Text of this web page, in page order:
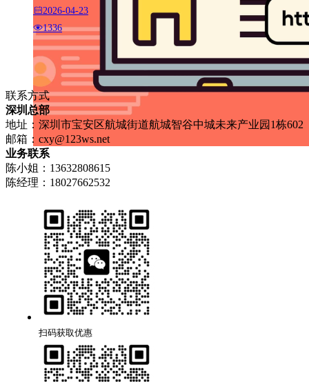
2026-04-23
1336
联系方式
深圳总部
地址：深圳市宝安区航城街道航城智谷中城未来产业园1栋602
邮箱： cxy@123ws.net
业务联系
陈小姐：13632808615
陈经理：18027662532
扫码获取优惠